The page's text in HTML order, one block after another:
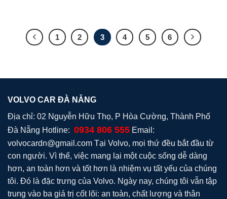
1 2 3 4 5 6
VOLVO CAR ĐÀ NẴNG
Địa chỉ: 02 Nguyễn Hữu Thọ, P Hòa Cường, Thành Phố
Đà Nẵng Hotline: 0934 806 555 Email:
volvocardn@gmail.com Tại Volvo, mọi thứ đều bắt đầu từ
con người. Vì thế, việc mang lại một cuộc sống dễ dàng
hơn, an toàn hơn và tốt hơn là nhiệm vụ tất yếu của chúng
tôi. Đó là đặc trưng của Volvo. Ngày nay, chúng tôi vẫn tập
trung vào ba giá trị cốt lõi: an toàn, chất lượng và thân